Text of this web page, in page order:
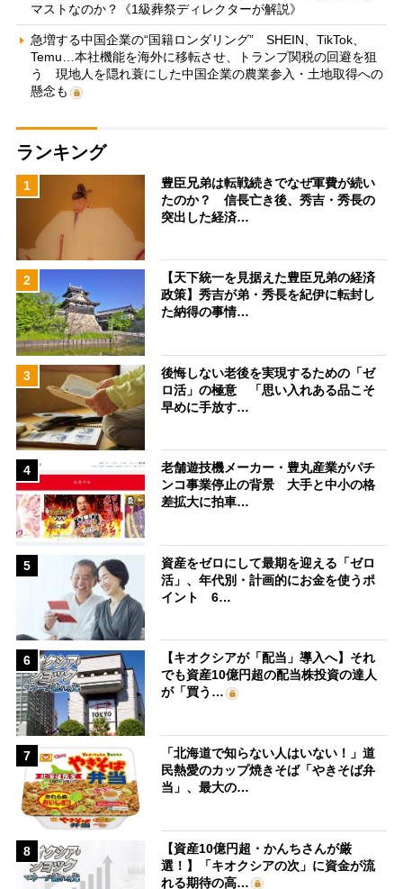
マストなのか？《1級葬祭ディレクターが解説》
急増する中国企業の“国籍ロンダリング” SHEIN、TikTok、
Temu…本社機能を海外に移転させ、トランプ関税の回避を狙
う 現地人を隠れ蓑にした中国企業の農業参入・土地取得への
懸念も
ランキング
1
豊臣兄弟は転戦続きでなぜ軍費が続い
たのか？ 信長亡き後、秀吉・秀長の
突出した経済…
2
【天下統一を見据えた豊臣兄弟の経済
政策】秀吉が弟・秀長を紀伊に転封し
た納得の事情…
3
後悔しない老後を実現するための「ゼ
ロ活」の極意 「思い入れある品こそ
早めに手放す…
4
老舗遊技機メーカー・豊丸産業がパチ
ンコ事業停止の背景 大手と中小の格
差拡大に拍車…
5
資産をゼロにして最期を迎える「ゼロ
活」、年代別・計画的にお金を使うポ
イント 6…
6
【キオクシアが「配当」導入へ】それ
でも資産10億円超の配当株投資の達人
が「買う…
7
「北海道で知らない人はいない！」道
民熱愛のカップ焼きそば「やきそば弁
当」、最大の…
8
【資産10億円超・かんちさんが厳
選！】「キオクシアの次」に資金が流
れる期待の高…